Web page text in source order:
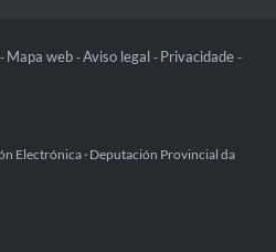
- Mapa web -Aviso legal - Privacidade -
Electrónica · Deputación Provincial da